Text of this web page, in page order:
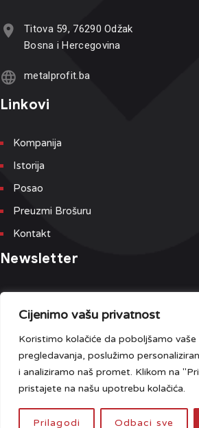
Cijenimo vašu privatnost
Koristimo kolačiće da poboljšamo vaše
pregledavanja, poslužimo
i analiziramo naš promet. Klikom na
pristajete na našu upotrebu kolačića.
Prilagodi Odbaci sve
Titova 59, 76290 Odžak
Bosna i Hercegovina
metalprofit.ba
Linkovi
Kompanija
Istorija
Posao
Preuzmi Brošuru
Kontakt
Newsletter
Prijavite se na našu Newsletter i Event
najnovije informacije.
Imate pitanja?Kliknite ovdje